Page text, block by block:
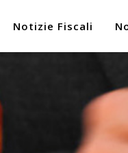
Notizie Fiscali